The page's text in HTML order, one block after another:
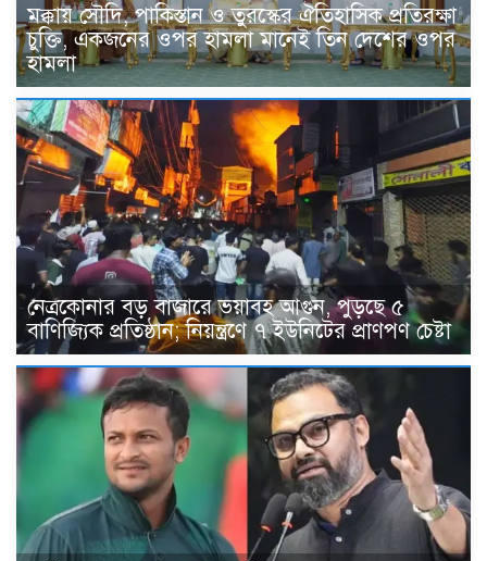
মক্কায় সৌদি, পাকিস্তান ও তুরস্কের ঐতিহাসিক প্রতিরক্ষা
চুক্তি, একজনের ওপর হামলা মানেই তিন দেশের ওপর
হামলা
নেত্রকোনার বড় বাজারে ভয়াবহ আগুন, পুড়ছে ৫
বাণিজ্যিক প্রতিষ্ঠান; নিয়ন্ত্রণে ৭ ইউনিটের প্রাণপণ চেষ্টা